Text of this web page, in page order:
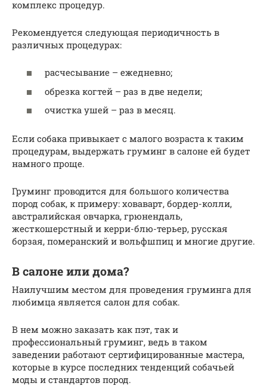
комплекс процедур.
Рекомендуется следующая периодичность в
различных процедурах:
расчесывание – ежедневно;
обрезка когтей – раз в две недели;
очистка ушей – раз в месяц.
Если собака привыкает с малого возраста к таким
процедурам, выдержать груминг в салоне ей будет
намного проще.
Груминг проводится для большого количества
пород собак, к примеру: ховаварт, бордер-колли,
австралийская овчарка, грюнендаль,
жесткошерстный и керри-блю-терьер, русская
борзая, померанский и вольфшпиц и многие другие.
В салоне или дома?
Наилучшим местом для проведения груминга для
любимца является салон для собак.
В нем можно заказать как пэт, так и
профессиональный груминг, ведь в таком
заведении работают сертифицированные мастера,
которые в курсе последних тенденций собачьей
моды и стандартов пород.